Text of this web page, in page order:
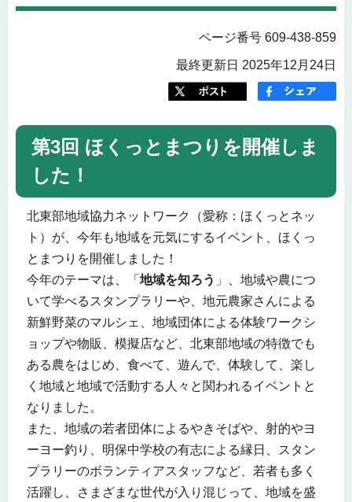
ページ番号 609-438-859
最終更新日 2025年12月24日
第3回 ほくっとまつりを開催しま
した！
北東部地域協力ネットワーク（愛称：ほくっとネッ
ト）が、今年も地域を元気にするイベント、ほくっ
とまつりを開催しました！
今年のテーマは、「 地域を知ろう 」、地域や農につ
いて学べるスタンプラリーや、地元農家さんによる
新鮮野菜のマルシェ、地域団体による体験ワークシ
ョップや物販、模擬店など、北東部地域の特徴でも
ある農をはじめ、食べて、遊んで、体験して、楽し
く地域と地域で活動する人々と関われるイベントと
なりました。
また、地域の若者団体によるやきそばや、射的やヨ
ーヨー釣り、明保中学校の有志による縁日、スタン
プラリーのボランティアスタッフなど、若者も多く
活躍し、さまざまな世代が入り混じって、地域を盛